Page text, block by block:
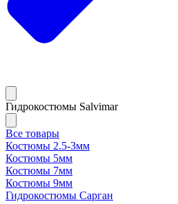
Гидрокостюмы Salvimar
Все товары
Костюмы 2.5-3мм
Костюмы 5мм
Костюмы 7мм
Костюмы 9мм
Гидрокостюмы Сарган